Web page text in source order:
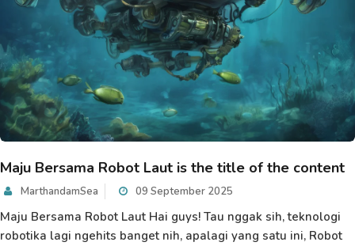
Maju Bersama Robot Laut is the title of the content
MarthandamSea 09 September 2025
Maju Bersama Robot Laut Hai guys! Tau nggak sih, teknologi
robotika lagi ngehits banget nih, apalagi yang satu ini, Robot